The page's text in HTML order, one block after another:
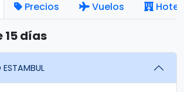
Precios Vuelos
días